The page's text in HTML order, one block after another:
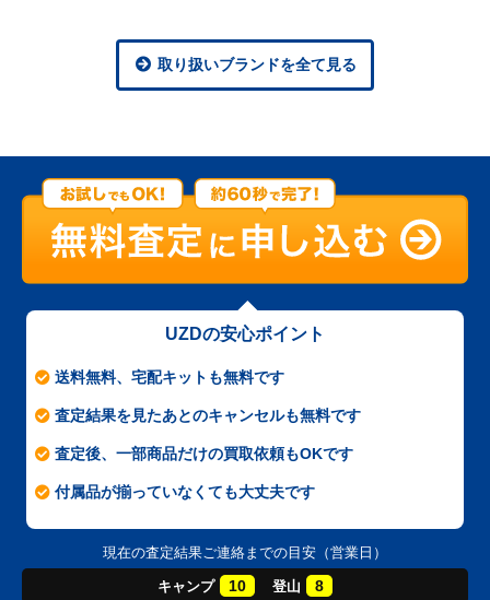
取り扱いブランドを全て見る
UZDの安心ポイント
送料無料、宅配キットも無料です
査定結果を見たあとのキャンセルも無料です
査定後、一部商品だけの買取依頼もOKです
付属品が揃っていなくても大丈夫です
現在の査定結果ご連絡までの目安（営業日）
キャンプ 10 登山 8